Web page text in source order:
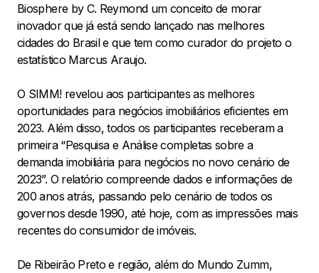
Biosphere by C. Reymond um conceito de morar
inovador que já está sendo lançado nas melhores
cidades do Brasil e que tem como curador do projeto o
estatístico Marcus Araujo.
O SIMM! revelou aos participantes as melhores
oportunidades para negócios imobiliários eficientes em
2023. Além disso, todos os participantes receberam a
primeira “Pesquisa e Análise completas sobre a
demanda imobiliária para negócios no novo cenário de
2023”. O relatório compreende dados e informações de
200 anos atrás, passando pelo cenário de todos os
governos desde 1990, até hoje, com as impressões mais
recentes do consumidor de imóveis.
De Ribeirão Preto e região, além do Mundo Zumm,